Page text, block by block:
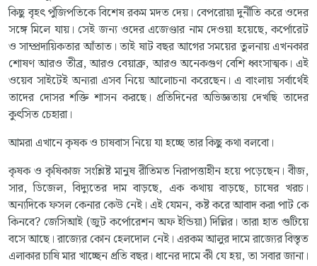
কিছু বৃহৎ পুঁজিপতিকে বিশেষ রকম মদত দেয়। বেপরোয়া দুর্নীতি করে ওদের
সঙ্গে মিলে যায়। সেই জন্য ওদের এজেণ্ডার নাম দেওয়া হয়েছে, কর্পোরেট
ও সাম্প্রদায়িকতার আঁতাত। তাই ষাট বছর আগের সময়ের তুলনায় এখনকার
শোষণ আরও তীব্র, আরও বেয়াব্রু, আরও অনেকগুণ বেশি ধ্বংসাত্মক। এই
ওয়েব সাইটেই অন্যরা এসব নিয়ে আলোচনা করেছেন। এ বাংলায় সর্বার্থেই
তাদের দোসর শক্তি শাসন করছে। প্রতিদিনের অভিজ্ঞতায় দেখছি তাদের
কুৎসিত চেহারা।
আমরা এখানে কৃষক ও চাষবাস নিয়ে যা হচ্ছে তার কিছু কথা বলবো।
কৃষক ও কৃষিকাজ সংশ্লিষ্ট মানুষ রীতিমত নিরাপত্তাহীন হয়ে পড়েছেন। বীজ,
সার, ডিজেল, বিদ্যুতের দাম বাড়ছে, এক কথায় বাড়ছে, চাষের খরচ।
অন্যদিকে ফসল কেনার কেউ নেই। এই যেমন, কষ্ট করে আবাদ করা পাট কে
কিনবে? জেসিআই (জুট কর্পোরেশন অফ ইন্ডিয়া) দিল্লির। তারা হাত গুটিয়ে
বসে আছে। রাজ্যের কোন হেলদোল নেই। এরকম আলুর দামে রাজ্যের বিস্তৃত
এলাকার চাষি মার খাচ্ছেন প্রতি বছর। ধানের দামে কী যে হয়, তা সবার জানা।